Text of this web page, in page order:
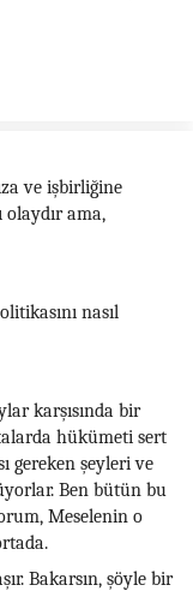
ve işbirliğine
olaydır ama,
nasıl
karşısında bir
hükümeti sert
gereken şeyleri ve
Ben bütün bu
Meselenin o
Bakarsın, şöyle bir